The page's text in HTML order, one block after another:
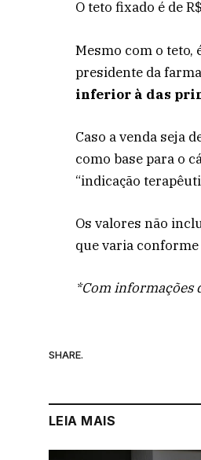
O teto fixado é de
Mesmo com o teto,
presidente da
inferior à das
Caso a venda seja
como base para o
“indicação
Os valores não
que varia
*Com informações
SHARE.
LEIA MAIS